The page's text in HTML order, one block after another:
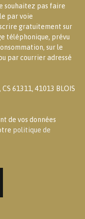
souhaitez pas faire
par voie
gratuitement sur
téléphonique, prévu
sur le
par courrier adressé
61311, 41013 BLOIS
de vos données
politique de